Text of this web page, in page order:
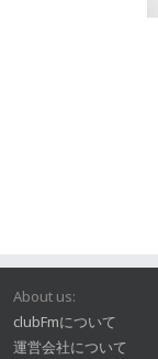
About us:
clubFmについて
運営会社について